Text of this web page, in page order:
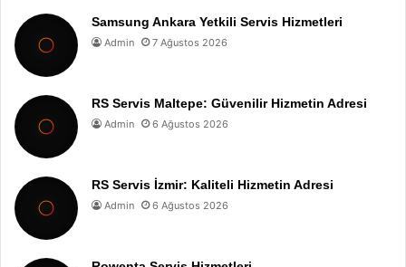
Samsung Ankara Yetkili Servis Hizmetleri
Admin 7 Ağustos 2026
RS Servis Maltepe: Güvenilir Hizmetin Adresi
Admin 6 Ağustos 2026
RS Servis İzmir: Kaliteli Hizmetin Adresi
Admin 6 Ağustos 2026